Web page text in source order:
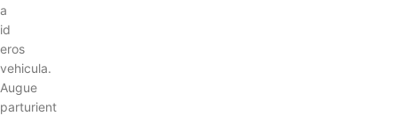
a
id
eros
vehicula.
Augue
parturient